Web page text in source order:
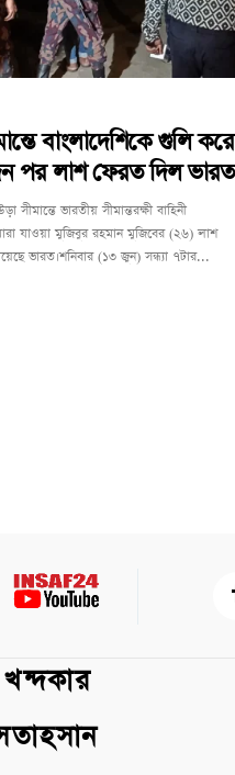
বাংলাদেশিকে গুলি করে
পর লাশ ফেরত দিল ভারত
সীমান্তে ভারতীয় সীমান্তরক্ষী বাহিনী
যাওয়া মুজিবুর রহমান মুজিবের (২৬) লাশ
ভারত।শনিবার (১৩ জুন) সন্ধ্যা ৭টার...